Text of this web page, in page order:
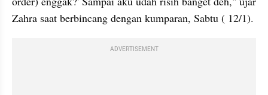
ADVERTISEMENT